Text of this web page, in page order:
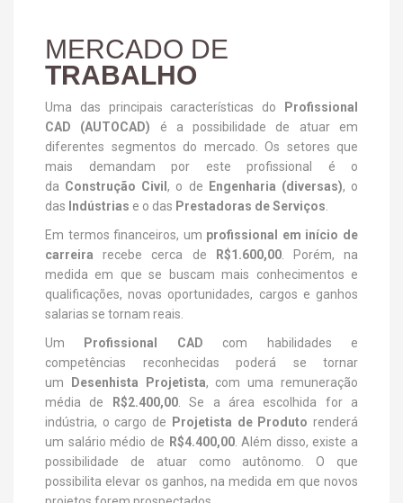
MERCADO DE
TRABALHO
Uma das principais características do
Profissional
CAD (AUTOCAD) é a possibilidade de atuar em
diferentes segmentos do mercado. Os setores que
mais demandam por este profissional é o
da Construção Civil, o de Engenharia (diversas), o
das Indústrias e o das Prestadoras de Serviços
Em termos financeiros, um profissional em início de
carreira recebe cerca de R$1.600,00. Porém, na
medida em que se buscam mais conhecimentos e
qualificações, novas oportunidades, cargos e ganhos
salarias se tornam reais.
Um
Profissional CAD com habilidades e
competências reconhecidas poderá se tornar
um
Desenhista Projetista, com uma remuneração
média de
R$2.400,00. Se a área escolhida for a
indústria, o cargo de
Projetista de Produtorenderá
um salário médio de R$4.400,00. Além disso, existe a
possibilidade de atuar como autônomo. O que
possibilita elevar os ganhos, na medida em que novos